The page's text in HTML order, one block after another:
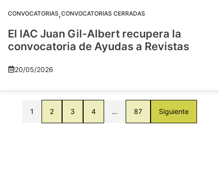
CONVOCATORIAS,CONVOCATORIAS CERRADAS
El IAC Juan Gil-Albert recupera la
convocatoria de Ayudas a Revistas
20/05/2026
1 2 3 4 … 87 Siguiente